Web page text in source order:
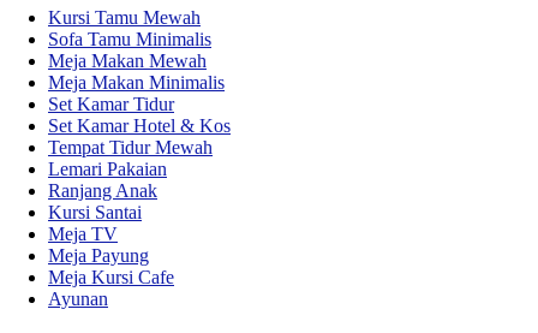
Kursi Tamu Mewah
Sofa Tamu Minimalis
Meja Makan Mewah
Meja Makan Minimalis
Set Kamar Tidur
Set Kamar Hotel & Kos
Tempat Tidur Mewah
Lemari Pakaian
Ranjang Anak
Kursi Santai
Meja TV
Meja Payung
Meja Kursi Cafe
Ayunan